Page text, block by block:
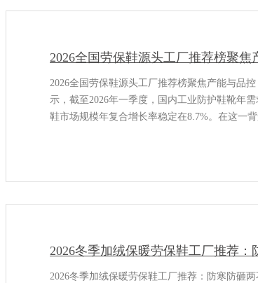
2026全国劳保鞋源头工厂推荐榜聚焦
2026全国劳保鞋源头工厂推荐榜聚焦产能与品
示，截至2026年一季度，国内工业防护鞋靴年
鞋市场规模年复合增长率稳定在8.7%。在这一
2026冬季加绒保暖劳保鞋工厂推荐：
2026冬季加绒保暖劳保鞋工厂推荐：防寒防砸